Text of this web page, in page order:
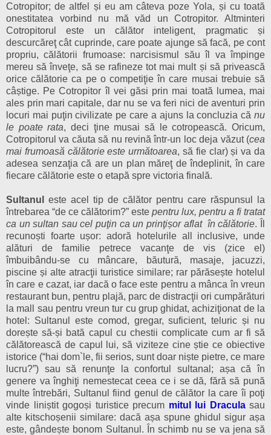
Cotropitor; de altfel și eu am câteva poze Yola, și cu toată
onestitatea vorbind nu mă văd un Cotropitor. Altminteri
Cotropitorul este un călător inteligent, pragmatic și
descurcăreţ cât cuprinde, care poate ajunge să facă, pe cont
propriu, călătorii frumoase: narcisismul său îl va împinge
mereu să înveţe, să se rafineze tot mai mult și să privească
orice călătorie ca pe o competiţie în care musai trebuie să
câștige. Pe Cotropitor îl vei găsi prin mai toată lumea, mai
ales prin mari capitale, dar nu se va feri nici de aventuri prin
locuri mai puţin civilizate pe care a ajuns la concluzia că nu
le poate rata, deci ţine musai să le cotropească. Oricum,
Cotropitorul va căuta să nu revină într-un loc deja văzut (cea
mai frumoasă călătorie este următoarea, să fie clar) și va da
adesea senzaţia că are un plan măreţ de îndeplinit, în care
fiecare călătorie este o etapă spre victoria finală.
Sultanul
este acel tip de călător pentru care răspunsul la
întrebarea “de ce călătorim?” este pentru lux, pentru a fi tratat
ca un sultan sau cel puţin ca un prinţișor aflat în călătorie. Îl
recunoști foarte ușor: adoră hotelurile all inclusive, unde
alături de familie petrece vacanţe de vis (zice el)
îmbuibându-se cu mâncare, băutură, masaje, jacuzzi,
piscine și alte atracţii turistice similare; rar părăsește hotelul
în care e cazat, iar dacă o face este pentru a mânca în vreun
restaurant bun, pentru plajă, parc de distracţii ori cumpărături
la mall sau pentru vreun tur cu grup ghidat, achiziţionat de la
hotel: Sultanul este comod, gregar, suficient, teluric și nu
dorește să-și bată capul cu chestii complicate cum ar fi să
călătorească de capul lui, să viziteze cine știe ce obiective
istorice (“hai dom`le, fii serios, sunt doar niște pietre, ce mare
lucru?”) sau să renunţe la confortul sultanal; așa că în
genere va înghiţi nemestecat ceea ce i se dă, fără să pună
multe întrebări, Sultanul fiind genul de călător la care îi poţi
vinde liniștit gogoși turistice precum mitul lui Draculasau
alte kitschoșenii similare: dacă așa spune ghidul sigur așa
este, gândește bonom Sultanul. În schimb nu se va jena să